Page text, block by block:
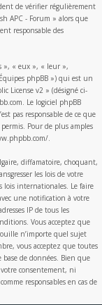
de vérifier régulièrement
APC - Forum » alors que
responsable des
», « eux », « leur »,
phpBB ») qui est un
License v2 » (désigné ci-
. Le logiciel phpBB
pas responsable de ce que
Pour de plus amples
.
diffamatoire, choquant,
les lois de votre
lois internationales. Le faire
une notification à votre
IP de tous les
Vous acceptez que
n’importe quel sujet
vous acceptez que toutes
base de données. Bien que
consentement, ni
responsables en cas de